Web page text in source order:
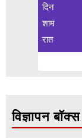
दिन
शाम
रात
विज्ञापन बॉक्स